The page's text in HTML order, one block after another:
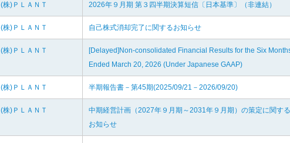
(株)ＰＬＡＮＴ 2026年９月期 第３四半期決算短信〔日本基準〕（非連結）
(株)ＰＬＡＮＴ 自己株式消却完了に関するお知らせ
(株)ＰＬＡＮＴ
[Delayed]Non-consolidated Financial Results for the Six
Ended March 20, 2026 (Under Japanese GAAP)
(株)ＰＬＡＮＴ 半期報告書－第45期(2025/09/21－2026/09/20)
(株)ＰＬＡＮＴ
中期経営計画（2027年９月期～2031年９月期）の策定に関する
お知らせ